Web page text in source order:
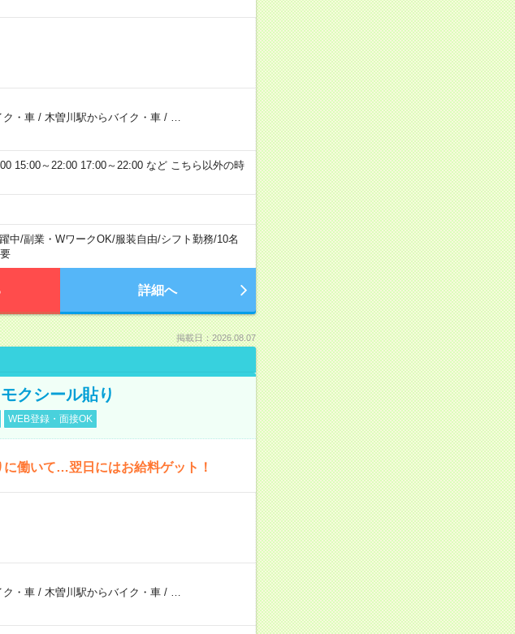
ク・車/ 木曽川駅からバイク・車/
15:00～22:00 17:00～22:00 など こちら以外の時
中/副業・WワークOK/服装自由/シフト勤務/10名
詳細へ
掲載日：2026.08.07
クシール貼り
WEB登録・面接OK
働いて…翌日にはお給料ゲット！
ク・車/ 木曽川駅からバイク・車/